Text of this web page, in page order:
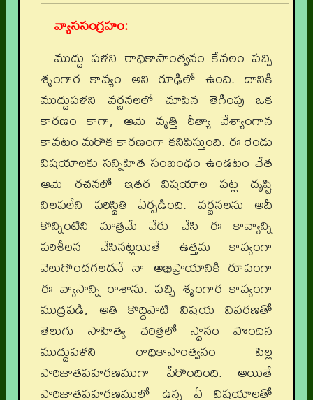
వ్యాససంగ్రహం:
ముద్దు పళని రాధికాసాంత్వనం కేవలం పచ్చి
శృంగార కావ్యం అని రూఢిలో ఉంది. దానికి
ముద్దుపళని వర్ణనలలో చూపిన తెగింపు ఒక
కారణం కాగా, ఆమె వృత్తి రీత్యా వేశ్యాంగాన
కావటం మరొక కారణంగా కనిపిస్తుంది. ఈ రెండు
విషయాలకు సన్నిహిత సంబంధం ఉండటం చేత
ఆమె రచనలో ఇతర విషయాల పట్ల దృష్టి
నిలపలేని పరిస్థితి ఏర్పడింది. వర్ణనలను అదీ
కొన్నింటిని మాత్రమే వేరు చేసి ఈ కావ్యాన్ని
పరిశీలన చేసినట్లయితే ఉత్తమ కావ్యంగా
వెలుగొందగలదనే నా అభిప్రాయానికి రూపంగా
ఈ వ్యాసాన్ని రాశాను. పచ్చి శృంగార కావ్యంగా
ముద్రపడి, అతి కొద్దిపాటి విషయ వివరణతో
తెలుగు సాహిత్య చరిత్రలో స్థానం పొందిన
ముద్దుపళని రాధికాసాంత్వనం పిల్ల
పారిజాతపహరణముగా పేరొందింది. అయితే
పారిజాతపహరణములో ఉన్న ఏ విషయాలతో